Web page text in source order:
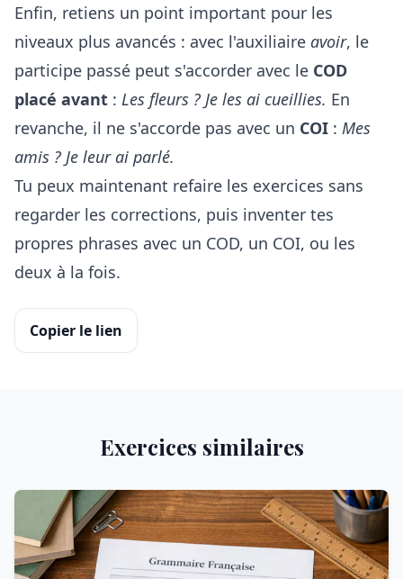
Enfin, retiens un point important pour les
niveaux plus avancés : avec l'auxiliaire avoir, le
participe passé peut s'accorder avec le COD
placé avant : Les fleurs ? Je les ai cueillies. En
revanche, il ne s'accorde pas avec un COI : Mes
amis ? Je leur ai parlé.
Tu peux maintenant refaire les exercices sans
regarder les corrections, puis inventer tes
propres phrases avec un COD, un COI, ou les
deux à la fois.
Copier le lien
Exercices similaires